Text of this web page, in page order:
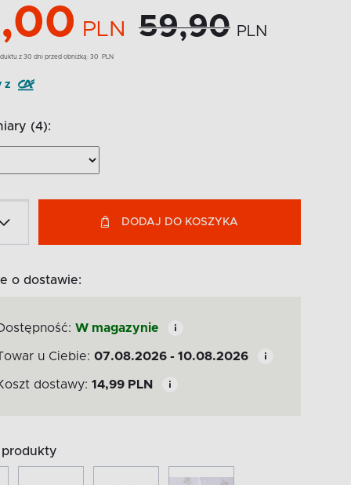
PLN 59,90 PLN
z 30 dni przed obniżką: 30 PLN
z
(4):
DODAJ DO KOSZYKA
o dostawie:
W magazynie
u Ciebie: 07.08.2026 - 10.08.2026
dostawy: 14,99 PLN